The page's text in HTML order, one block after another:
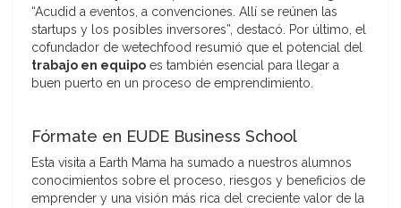
“Acudid a eventos, a convenciones. Allí se reúnen las
startups y los posibles inversores”, destacó. Por último, el
cofundador de wetechfood resumió que el potencial del
trabajo en equipo es también esencial para llegar a
buen puerto en un proceso de emprendimiento.
Fórmate en EUDE Business School
Esta visita a Earth Mama ha sumado a nuestros alumnos
conocimientos sobre el proceso, riesgos y beneficios de
emprender y una visión más rica del creciente valor de la